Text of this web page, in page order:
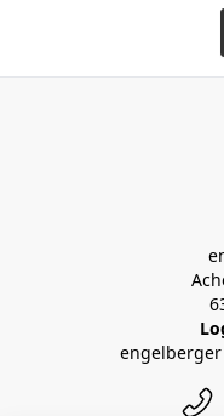
engelberger